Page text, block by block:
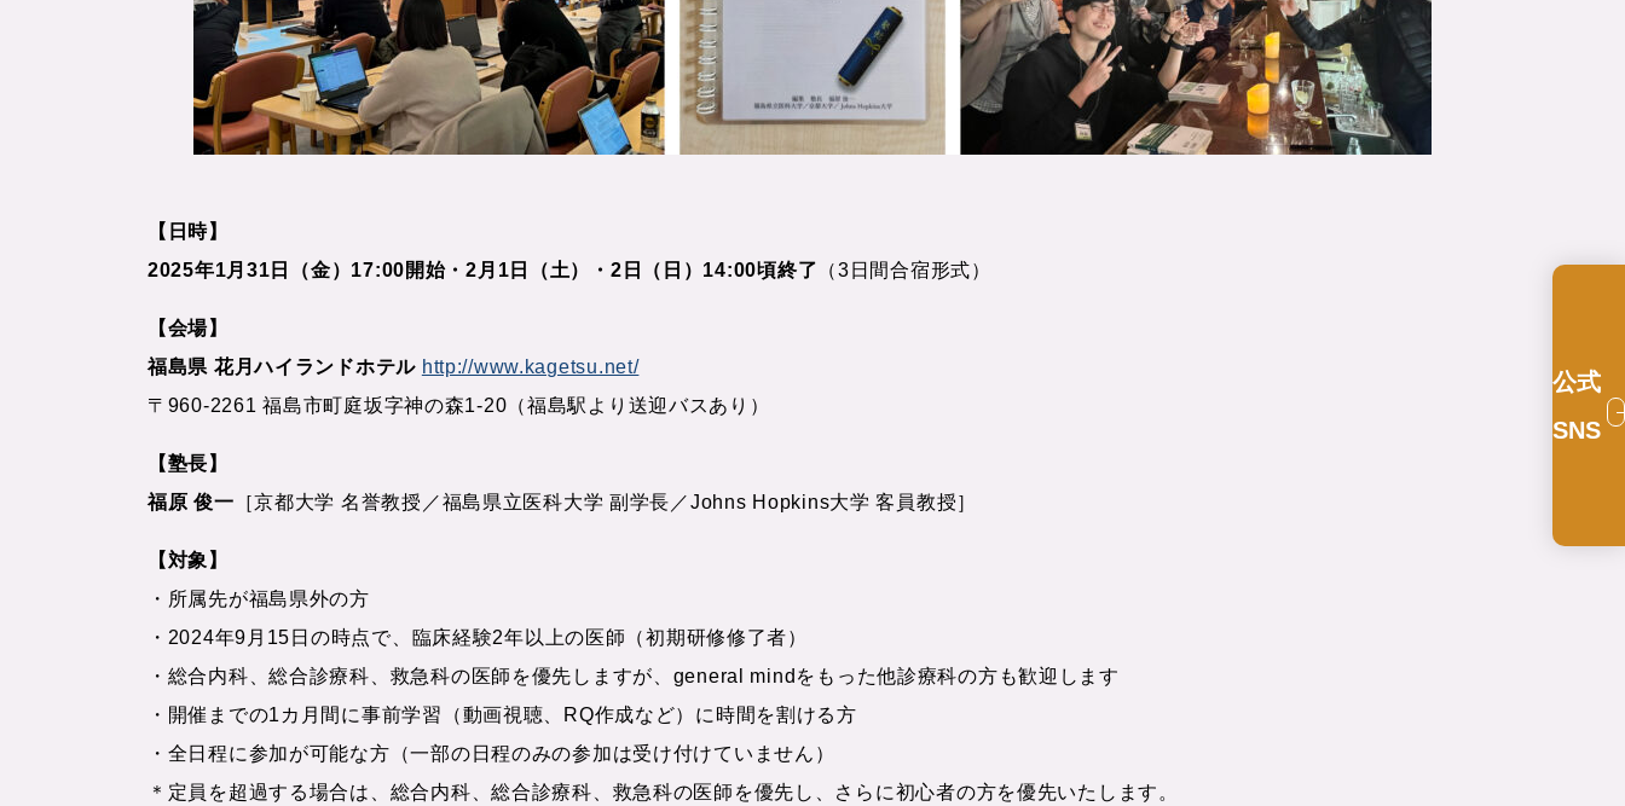
【日時】
2025年1月31日（金）17:00開始・2月1日（土）・2日（日）14:00頃終了 （3日間合宿形式）
【会場】
福島県 花月ハイランドホテル http://www.kagetsu.net/
〒960-2261 福島市町庭坂字神の森1-20（福島駅より送迎バスあり）
【塾長】
福原 俊一 ［京都大学 名誉教授／福島県立医科大学 副学長／Johns Hopkins大学 客員教授］
【対象】
・所属先が福島県外の方
・2024年9月15日の時点で、臨床経験2年以上の医師（初期研修修了者）
・総合内科、総合診療科、救急科の医師を優先しますが、general mindをもった他診療科の方も歓迎します
・開催までの1カ月間に事前学習（動画視聴、RQ作成など）に時間を割ける方
・全日程に参加が可能な方（一部の日程のみの参加は受け付けていません）
＊定員を超過する場合は、総合内科、総合診療科、救急科の医師を優先し、さらに初心者の方を優先いたします。
公式
SNS